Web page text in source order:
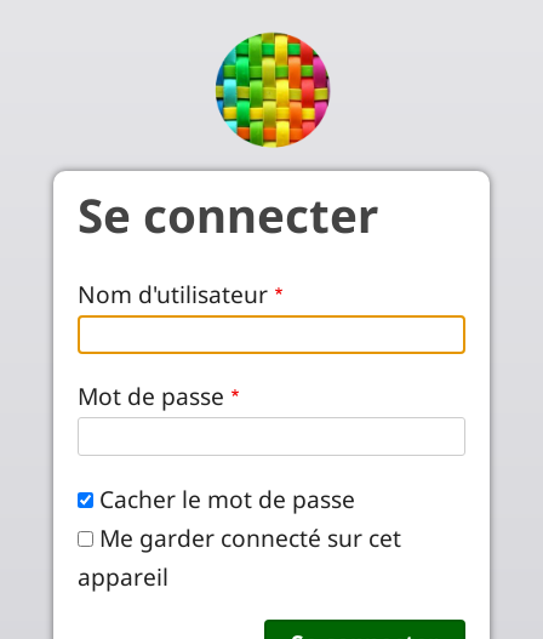
Se connecter
Nom d'utilisateur
Mot de passe
Cacher le mot de passe
Me garder connecté sur cet
appareil